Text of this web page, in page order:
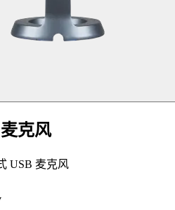
克风
USB 麦克风